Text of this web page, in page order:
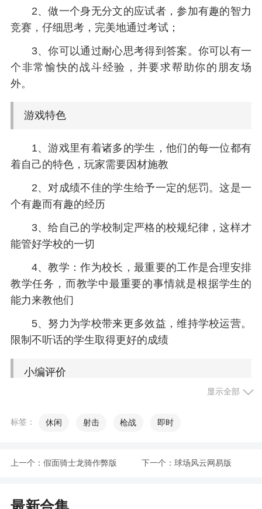
2、做一个身无分文的应试者，参加有趣的智力
竞赛，仔细思考，完美地通过考试；
3、你可以通过耐心思考得到答案。你可以有一
个非常愉快的战斗经验，并要求帮助你的朋友场
外。
游戏特色
1、游戏里有着诸多的学生，他们的每一位都有
着自己的特色，玩家需要因材施教
2、对成绩不佳的学生给予一定的惩罚。这是一
个有趣而有趣的经历
3、给自己的学校制定严格的校规纪律，这样才
能管好学校的一切
4、教学：作为校长，最重要的工作是合理安排
教学任务，而教学中最重要的事情就是根据学生的
能力来教他们
5、努力为学校带来更多效益，维持学校运营。
限制不听话的学生取得更好的成绩
小编评价
拥有足够优质的师生资源是学校发展的首要，因此
的校长
显示全部
标签： 休闲 射击 枪战 即时
上一个： 假面骑士龙骑作弊版 下一个： 球场风云网易版